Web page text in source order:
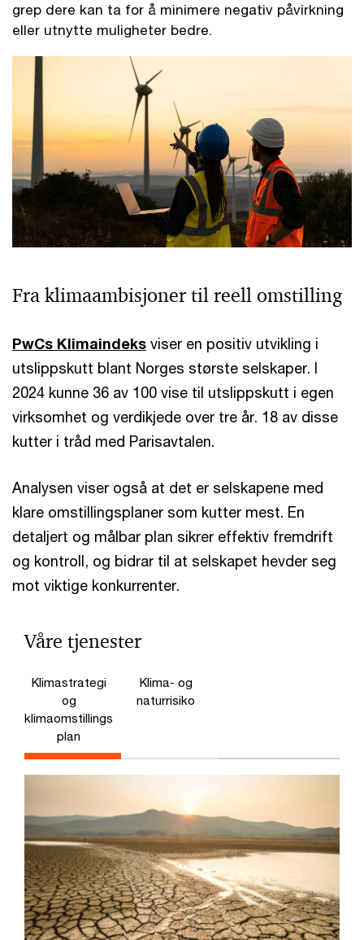
grep dere kan ta for å minimere negativ påvirkning
eller utnytte muligheter bedre.
Fra klimaambisjoner til reell omstilling
PwCs Klimaindeks viser en positiv utvikling i
utslippskutt blant Norges største selskaper. I
2024 kunne 36 av 100 vise til utslippskutt i egen
virksomhet og verdikjede over tre år. 18 av disse
kutter i tråd med Parisavtalen.
Analysen viser også at det er selskapene med
klare omstillingsplaner som kutter mest. En
detaljert og målbar plan sikrer effektiv fremdrift
og kontroll, og bidrar til at selskapet hevder seg
mot viktige konkurrenter.
Våre tjenester
Klimastrategi
og
klimaomstillings
plan
Klima- og
naturrisiko